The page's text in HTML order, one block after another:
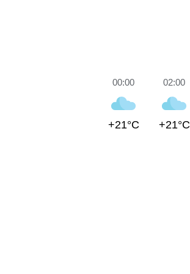
00:00
+21°C
02:00
+21°C